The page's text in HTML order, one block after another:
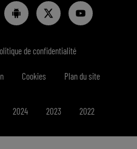
de confidentialité
Cookies Plan du site
2024 2023 2022